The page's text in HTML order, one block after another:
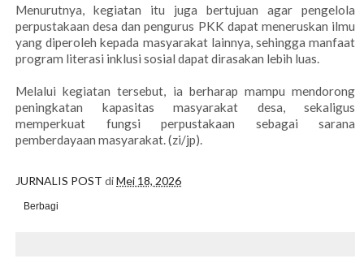
Menurutnya, kegiatan itu juga bertujuan agar pengelola
perpustakaan desa dan pengurus PKK dapat meneruskan ilmu
yang diperoleh kepada masyarakat lainnya, sehingga manfaat
program literasi inklusi sosial dapat dirasakan lebih luas.
Melalui kegiatan tersebut, ia berharap mampu mendorong
peningkatan kapasitas masyarakat desa, sekaligus
memperkuat fungsi perpustakaan sebagai sarana
pemberdayaan masyarakat. (zi/jp).
JURNALIS POST diMei 18, 2026
Berbagi